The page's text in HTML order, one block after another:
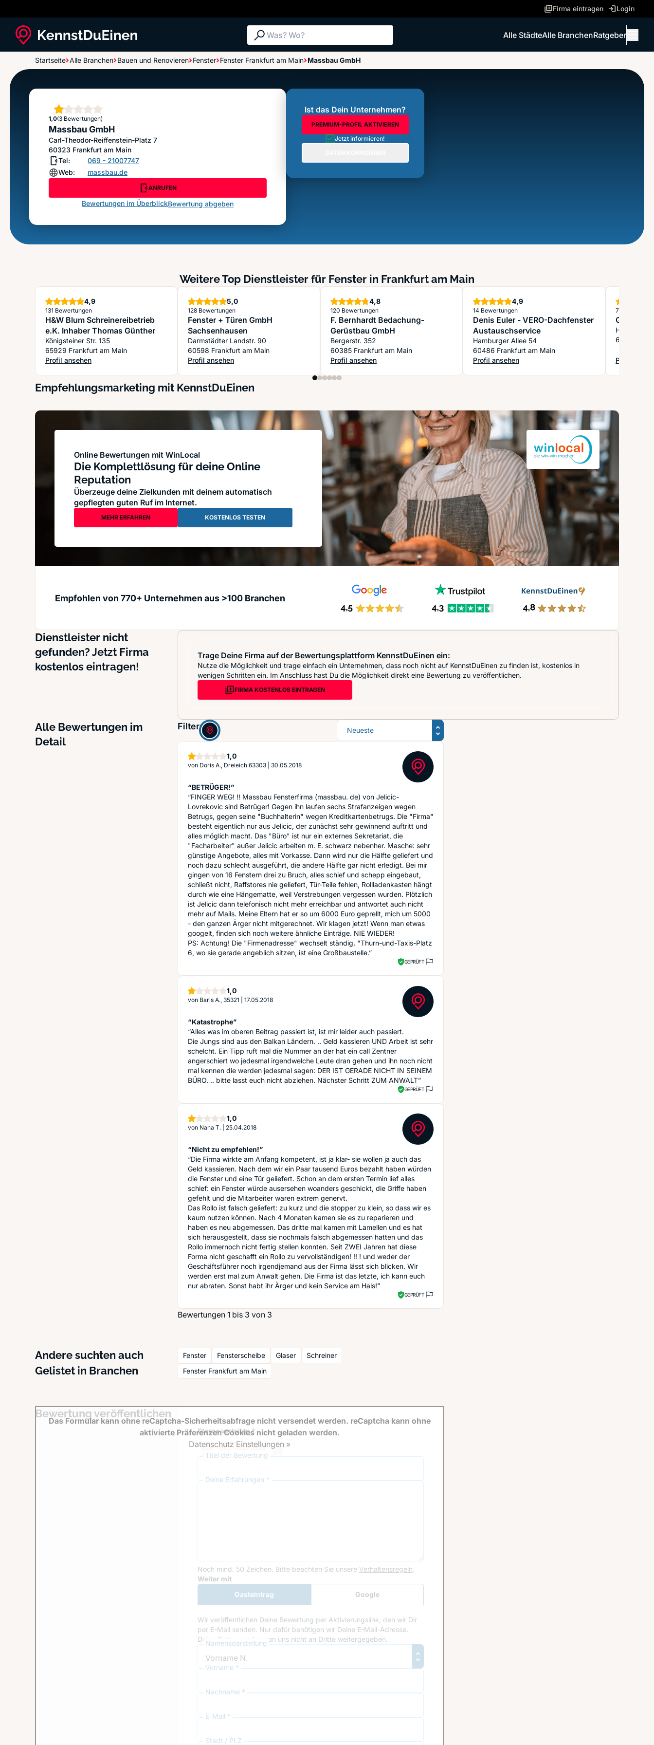
Firma eintragen Login
Suche: Was? Wo?
Alle StädteAlle BranchenRatgeber
Startseite Alle Branchen Bauen und Renovieren Fenster Fenster Frankfurt am Main Massbau GmbH
Massbau GmbH
1,0
Stern(3 Bewertungen)
Massbau GmbH
Carl-Theodor-Reiffenstein-Platz 7
60323 Frankfurt am Main
Tel:
069 - 21007747
Web:
massbau.de
ANRUFEN
Bewertungen im ÜberblickBewertung abgeben
Ist das Dein Unternehmen?
PREMIUM-PROFIL AKTIVIEREN
Jetzt informieren!
Weitere Top Dienstleister für Fenster in Frankfurt am Main
4,9Sterne
131 Bewertungen
H&W Blum Schreinereibetrieb
e.K. Inhaber Thomas Günther
Königsteiner Str. 135
65929 Frankfurt am Main
Profil ansehen
: H&W Blum Schreinereibetrieb e.K. Inhaber Thomas Günther
5,0Sterne
128 Bewertungen
Fenster + Türen GmbH
Sachsenhausen
Darmstädter Landstr. 90
60598 Frankfurt am Main
Profil ansehen
: Fenster + Türen GmbH Sachsenhausen
4,8Sterne
120 Bewertungen
F. Bernhardt Bedachung-
Gerüstbau GmbH
Bergerstr. 352
60385 Frankfurt am Main
Profil ansehen
: F. Bernhardt Bedachung- Gerüstbau GmbH
4,9Sterne
14 Bewertungen
Denis Euler - VERO-Dachfenster
Austauschservice
Hamburger Allee 54
60486 Frankfurt am Main
Profil ansehen
: Denis Euler - VERO-Dachfenster Austauschservice
7
Glaserei
Hanauer
60314
Profil
: Glaserei
Empfehlungsmarketing mit KennstDuEinen
Online Bewertungen mit WinLocal
Die Komplettlösung für deine Online
Reputation
Überzeuge deine Zielkunden mit deinem automatisch
gepflegten guten Ruf im Internet.
MEHR ERFAHREN KOSTENLOS TESTEN
Empfohlen von 770+ Unternehmen aus >100 Branchen
Dienstleister nicht
gefunden? Jetzt Firma
kostenlos eintragen!
Trage Deine Firma auf der Bewertungsplattform KennstDuEinen ein:
Nutze die Möglichkeit und trage einfach ein Unternehmen, dass noch nicht auf KennstDuEinen zu finden ist, kostenlos in
wenigen Schritten ein. Im Anschluss hast Du die Möglichkeit direkt eine Bewertung zu veröffentlichen.
FIRMA KOSTENLOS EINTRAGEN
Alle Bewertungen im
Detail
Filter: Sortierung
1,0Stern
von Doris A., Dreieich 63303 30.05.2018
“BETRÜGER!”
“FINGER WEG! !! Massbau Fensterfirma (massbau. de) von Jelicic-
Lovrekovic sind Betrüger! Gegen ihn laufen sechs Strafanzeigen wegen
Betrugs, gegen seine "Buchhalterin" wegen Kreditkartenbetrugs. Die "Firma"
besteht eigentlich nur aus Jelicic, der zunächst sehr gewinnend auftritt und
alles möglich macht. Das "Büro" ist nur ein externes Sekretariat, die
"Facharbeiter" außer Jelicic arbeiten m. E. schwarz nebenher. Masche: sehr
günstige Angebote, alles mit Vorkasse. Dann wird nur die Hälfte geliefert und
noch dazu schlecht ausgeführt, die andere Hälfte gar nicht erledigt. Bei mir
gingen von 16 Fenstern drei zu Bruch, alles schief und schepp eingebaut,
schließt nicht, Raffstores nie geliefert, Tür-Teile fehlen, Rollladenkasten hängt
durch wie eine Hängematte, weil Verstrebungen vergessen wurden. Plötzlich
ist Jelicic dann telefonisch nicht mehr erreichbar und antwortet auch nicht
mehr auf Mails. Meine Eltern hat er so um 6000 Euro geprellt, mich um 5000
- den ganzen Ärger nicht mitgerechnet. Wir klagen jetzt! Wenn man etwas
googelt, finden sich noch weitere ähnliche Einträge. NIE WIEDER!
PS: Achtung! Die "Firmenadresse" wechselt ständig. "Thurn-und-Taxis-Platz
6, wo sie gerade angeblich sitzen, ist eine Großbaustelle.”
GEPRÜFT
1,0Stern
von Baris A., 35321 17.05.2018
“Katastrophe”
“Alles was im oberen Beitrag passiert ist, ist mir leider auch passiert.
Die Jungs sind aus den Balkan Ländern. .. Geld kassieren UND Arbeit ist sehr
schelcht. Ein Tipp ruft mal die Nummer an der hat ein call Zentner
angerschiert wo jedesmal irgendwelche Leute dran gehen und ihn noch nicht
mal kennen die werden jedesmal sagen: DER IST GERADE NICHT IN SEINEM
BÜRO. .. bitte lasst euch nicht abziehen. Nächster Schritt ZUM ANWALT”
GEPRÜFT
1,0Stern
von Nana T. 25.04.2018
“Nicht zu empfehlen!”
“Die Firma wirkte am Anfang kompetent, ist ja klar- sie wollen ja auch das
Geld kassieren. Nach dem wir ein Paar tausend Euros bezahlt haben würden
die Fenster und eine Tür geliefert. Schon an dem ersten Termin lief alles
schief: ein Fenster würde ausersehen woanders geschickt, die Griffe haben
gefehlt und die Mitarbeiter waren extrem genervt.
Das Rollo ist falsch geliefert: zu kurz und die stopper zu klein, so dass wir es
kaum nutzen können. Nach 4 Monaten kamen sie es zu reparieren und
haben es neu abgemessen. Das dritte mal kamen mit Lamellen und es hat
sich herausgestellt, dass sie nochmals falsch abgemessen hatten und das
Rollo immernoch nicht fertig stellen konnten. Seit ZWEI Jahren hat diese
Forma nicht geschafft ein Rollo zu vervollständigen! !! ! und weder der
Geschäftsführer noch irgendjemand aus der Firma lässt sich blicken. Wir
werden erst mal zum Anwalt gehen. Die Firma ist das letzte, ich kann euch
nur abraten. Sonst habt ihr Ärger und kein Service am Hals!”
GEPRÜFT
Bewertungen 1 bis 3 von 3
Andere suchten auch Fenster Fensterscheibe Glaser Schreiner
Gelistet in Branchen Fenster Frankfurt am Main
Bewertung veröffentlichen
Sterne verteilen *
Titel der Bewertung
Deine Erfahrungen *
Noch mind. 50 Zeichen. Bitte beachten Sie unsere Verhaltensregeln.
Google Recaptcha
Weiter mit
Gasteintrag
Google
Anmeldung
Wir veröffentlichen Deine Bewertung per Aktivierungslink, den wir Dir
per E-Mail senden. Nur dafür benötigen wir Deine E-Mail-Adresse.
Deine Daten werden von uns nicht an Dritte weitergegeben.
Namensdarstellung
Vorname *
Nachname *
E-Mail *
Stadt / PLZ
Das Formular kann ohne reCaptcha-Sicherheitsabfrage nicht versendet werden. reCaptcha kann ohne
aktivierte Präferenzen Cookies nicht geladen werden.
Datenschutz Einstellungen »